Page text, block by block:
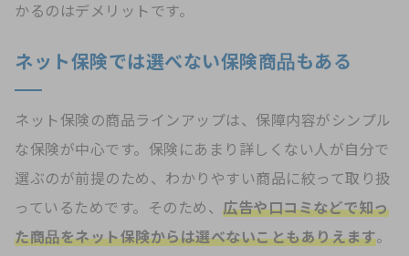
かるのはデメリットです。
ネット保険では選べない保険商品もある
ネット保険の商品ラインアップは、保障内容がシンプル
な保険が中心です。保険にあまり詳しくない人が自分で
選ぶのが前提のため、わかりやすい商品に絞って取り扱
っているためです。そのため、 広告や口コミなどで知っ
た商品をネット保険からは選べないこともありえます。